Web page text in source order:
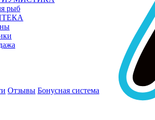
рыб
Отзывы Бонусная система